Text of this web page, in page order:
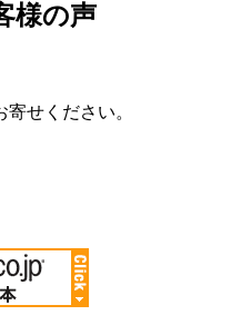
様の声
せください。